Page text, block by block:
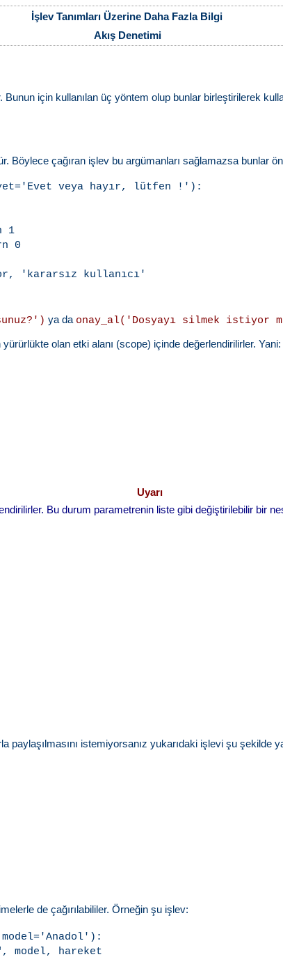
İşlev Tanımları Üzerine Daha Fazla Bilgi
Akış Denetimi
için kullanılan üç yöntem olup bunlar birleştirilerek
Böylece çağıran işlev bu argümanları sağlamazsa bunlar
veya hayır, lütfen !'):
1
0
'kararsız kullanıcı'
ya da onay_al('Dosyayı silmek istiyor
olan etki alanı (scope) içinde değerlendirilirler. Yani:
Uyarı
Bu durum parametrenin liste gibi değiştirilebilir bir
paylaşılmasını istemiyorsanız yukarıdaki işlevi şu şekilde
de çağırılabililer. Örneğin şu işlev: